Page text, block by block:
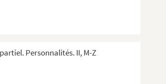
Personnalités. II, M-Z